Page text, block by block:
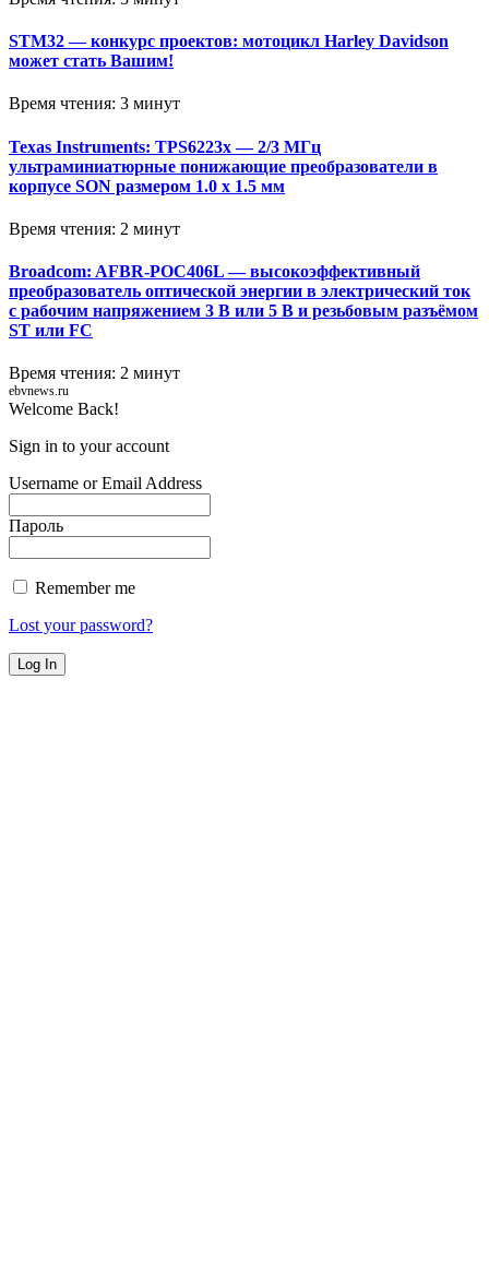
STM32 — конкурс проектов: мотоцикл Harley Davidson
может стать Вашим!
Время чтения: 3 минут
Texas Instruments: TPS6223x — 2/3 МГц
ультраминиатюрные понижающие преобразователи в
корпусе SON размером 1.0 x 1.5 мм
Время чтения: 2 минут
Broadcom: AFBR-POC406L — высокоэффективный
преобразователь оптической энергии в электрический ток
с рабочим напряжением 3 В или 5 В и резьбовым разъёмом
ST или FC
Время чтения: 2 минут
ebvnews.ru
Welcome Back!
Sign in to your account
Username or Email Address
Пароль
Remember me
Lost your password?